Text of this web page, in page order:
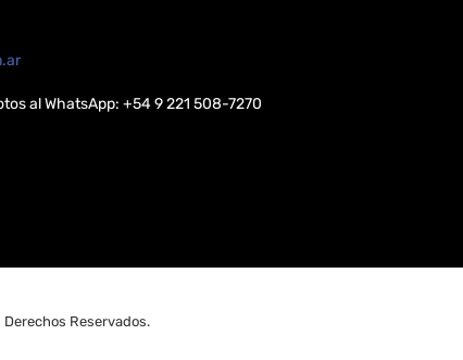
al WhatsApp: +54 9 221 508-7270
Derechos Reservados.